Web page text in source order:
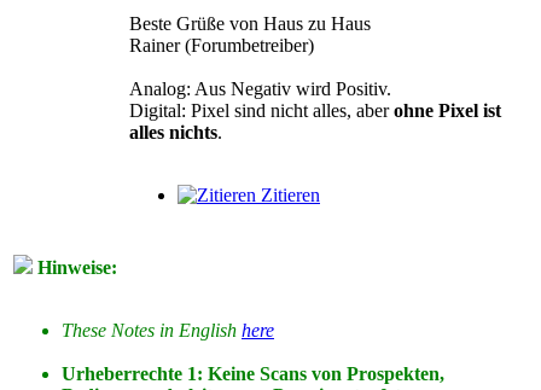
Beste Grüße von Haus zu Haus
Rainer (Forumbetreiber)
Analog: Aus Negativ wird Positiv.
Digital: Pixel sind nicht alles, aberohne Pixel ist
alles nichts.
Zitieren
Hinweise:
These Notes in English here
Urheberrechte 1: Keine Scans von Prospekten,